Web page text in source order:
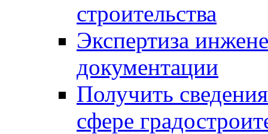
строительства
Экспертиза
документации
Получить
сфере